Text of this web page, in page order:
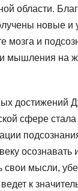
области.
новые и
мозга и
мышления на
достижений
сфере стала
осознавать
свои мысли,
к